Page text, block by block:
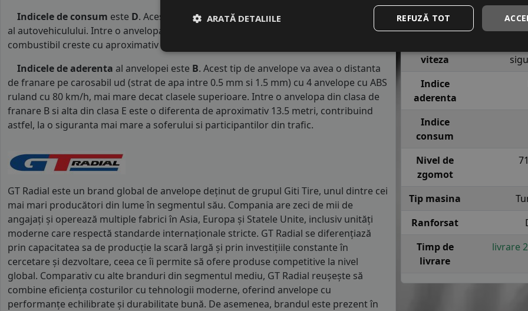
Indicele de consum este D. Acest indice reprezinta clasa de consum de carburant
al autovehiculului. Intre o anvelopa cu clasa B si o alta din clasa C, consumul de
combustibil creste cu aproximativ 1 litru la fiecare 1000 km parcursi.
Indicele de aderenta al anvelopei este B. Acest tip de anvelope va avea o distanta
de franare pe carosabil ud (strat de apa intre 0.5 mm si 1.5 mm) cu 4 anvelope cu ABS
ruland cu 80 km/h, mai mare decat clasele superioare. Intre o anvelopa din clasa de
franare B si alta din clasa E este o diferenta de aproximativ 13.5 metri, contribuind
astfel, la o siguranta mai mare a soferului si participantilor din trafic.
GT Radial este un brand global de anvelope deținut de grupul Giti Tire, unul dintre cei
mai mari producători din lume în segmentul său. Compania are zeci de mii de
angajați și operează multiple fabrici în Asia, Europa și Statele Unite, inclusiv unități
moderne care respectă standarde internaționale stricte. GT Radial se diferențiază
prin capacitatea sa de producție la scară largă și prin investițiile constante în
cercetare și dezvoltare, ceea ce îi permite să ofere produse competitive la nivel
global. Comparativ cu alte branduri din segmentul mediu, GT Radial reușește să
combine eficiența costurilor cu tehnologii moderne, oferind anvelope cu
performanțe echilibrate și durabilitate bună. De asemenea, brandul este prezent în
Indice
incarcare
88 = pana
viteza
Indice
aderenta
Indice
consum
Nivel de
zgomot
Tip masina
Ranforsat
Timp de
livrare
livrare
REFUZĂ TOT
ARATĂ DETALIILE